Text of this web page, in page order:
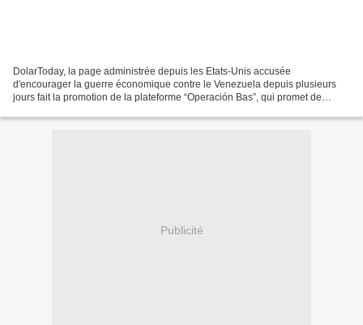
DolarToday, la page administrée depuis les Etats-Unis accusée
d'encourager la guerre économique contre le Venezuela depuis plusieurs
jours fait la promotion de la plateforme “Operación Bas”, qui promet de
Publicité